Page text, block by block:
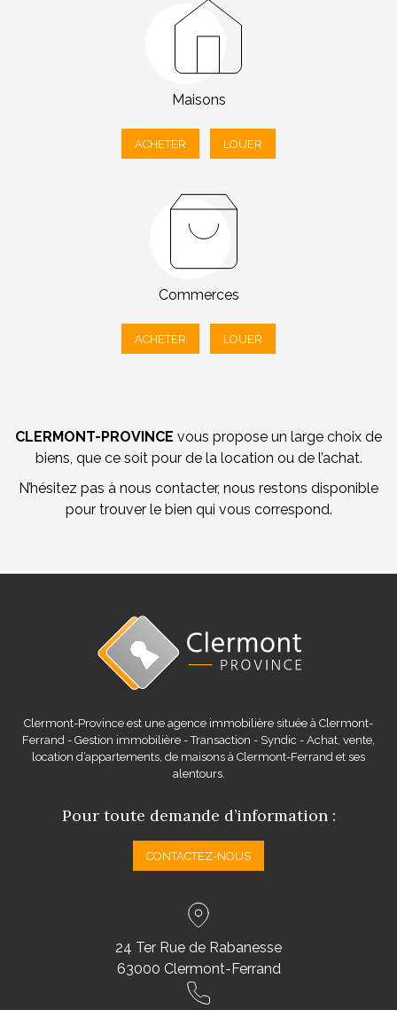
Maisons
ACHETER LOUER
Commerces
ACHETER LOUER
CLERMONT-PROVINCE vous propose un large choix de
biens, que ce soit pour de la location ou de l’achat.
N’hésitez pas à nous contacter, nous restons disponible
pour trouver le bien qui vous correspond.
Clermont-Province est une agence immobilière située à Clermont-
Ferrand - Gestion immobilière - Transaction - Syndic - Achat, vente,
location d’appartements, de maisons à Clermont-Ferrand et ses
alentours.
Pour toute demande d’information :
CONTACTEZ-NOUS
24 Ter Rue de Rabanesse
63000 Clermont-Ferrand